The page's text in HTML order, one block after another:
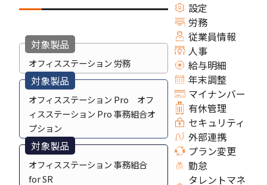
対象製品
オフィスステーション 労務
対象製品
オフィスステーション Pro オフ
ィスステーション Pro 事務組合オ
プション
対象製品
オフィスステーション 事務組合
for SR
設定
労務
従業員情報
人事
給与明細
年末調整
マイナンバー
有休管理
セキュリティ
外部連携
プラン変更
勤怠
タレントマネ